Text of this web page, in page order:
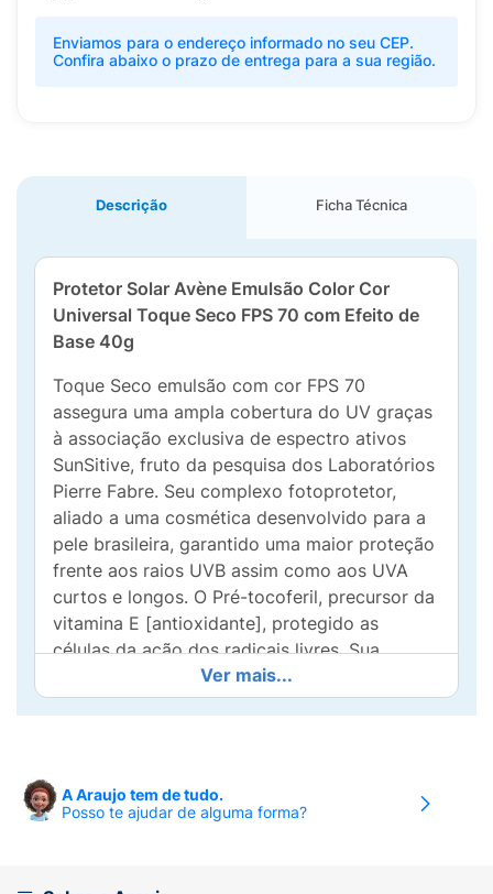
Enviamos para o endereço informado no seu CEP.
Confira abaixo o prazo de entrega para a sua região.
Descrição Ficha Técnica
Protetor Solar Avène Emulsão Color Cor
Universal Toque Seco FPS 70 com Efeito de
Base 40g
Toque Seco emulsão com cor FPS 70
assegura uma ampla cobertura do UV graças
à associação exclusiva de espectro ativos
SunSitive, fruto da pesquisa dos Laboratórios
Pierre Fabre. Seu complexo fotoprotetor,
aliado a uma cosmética desenvolvido para a
pele brasileira, garantido uma maior proteção
frente aos raios UVB assim como aos UVA
curtos e longos. O Pré-tocoferil, precursor da
vitamina E [antioxidante], protegido as
células da ação dos radicais livres. Sua
fórmula rica em Água Termal de Avène possui
calmantes e suavizantes. Seu Tom dourado
todos os tons de pele. Possui ação
antioleosidade, devido à presença do
Ver mais...
A Araujo tem de tudo.
Posso te ajudar de alguma forma?